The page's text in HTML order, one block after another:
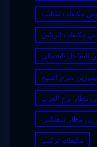
مكيفات سبليت
مكيفات الرياض
الساحل الشمالي
شرم الشيخ
مطار برج العرب
مطار سفنكس
مكيفات تركيب